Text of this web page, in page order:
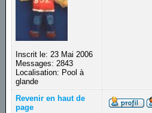
Inscrit le: 23 Mai 2006
Messages: 2843
Localisation: Pool à
glande
Revenir en haut de
page